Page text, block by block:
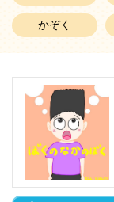
かぞく